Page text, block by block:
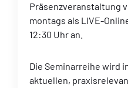
Präsenzveranstaltung
montags als LIVE-
12:30 Uhr an.
Die Seminarreihe wird
aktuellen,